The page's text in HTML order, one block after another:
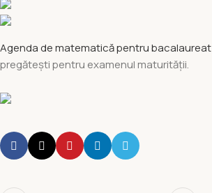
Agenda de matematică pentru bacalaureat
pregătești pentru examenul maturității.